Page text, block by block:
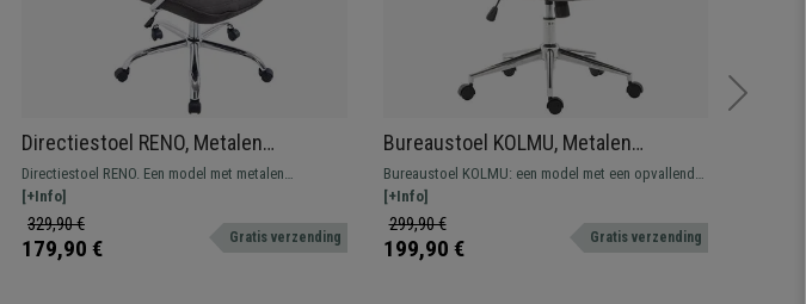
Directiestoel RENO, Metalen
Structuur, Grote Rugleuning, Bekleed
in stof, Grijs
Directiestoel RENO. Een model met metalen
structuur, een gevulde zitting en rugleuning,
bekleed met gestikt leder. Opvalllend is de grote
rugleuning met geïntegreerde hoofdsteun.
[+Info]
329,90 €
179,90 € Gratis verzending
Bureaustoel KOLMU, Metalen
Onderstel, Elegant Stikselontwerp, in
Grijs Leder
Bureaustoel KOLMU: een model met een opvallend
design dat comfort combineert met hoogwaardig
materiaal.
[+Info]
299,90 €
199,90 € Gratis verzending